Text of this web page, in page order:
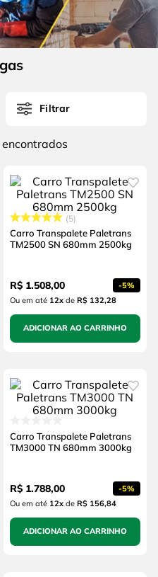
Filtrar
5
Carro Transpalete Paletrans
TM2500 SN 680mm 2500kg
R$ 1.508,00 -5%
Ou em até 12xde R$ 132,28
ADICIONAR AO CARRINHO
Carro Transpalete Paletrans
TM3000 TN 680mm 3000kg
R$ 1.788,00 -5%
Ou em até 12xde R$ 156,84
ADICIONAR AO CARRINHO